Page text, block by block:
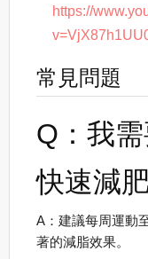
https://
常見問題
Q：我
快速減
A：建議每周運動
著的減脂效果。